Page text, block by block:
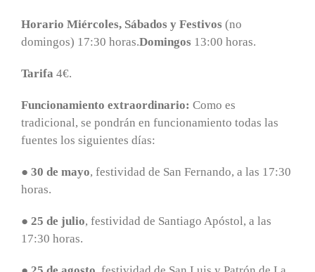
Horario Miércoles, Sábados y Festivos (no
domingos) 17:30 horas.Domingos 13:00 horas.
Tarifa 4€.
Funcionamiento extraordinario: Como es
tradicional, se pondrán en funcionamiento todas las
fuentes los siguientes días:
● 30 de mayo, festividad de San Fernando, a las 17:30
horas.
● 25 de julio, festividad de Santiago Apóstol, a las
17:30 horas.